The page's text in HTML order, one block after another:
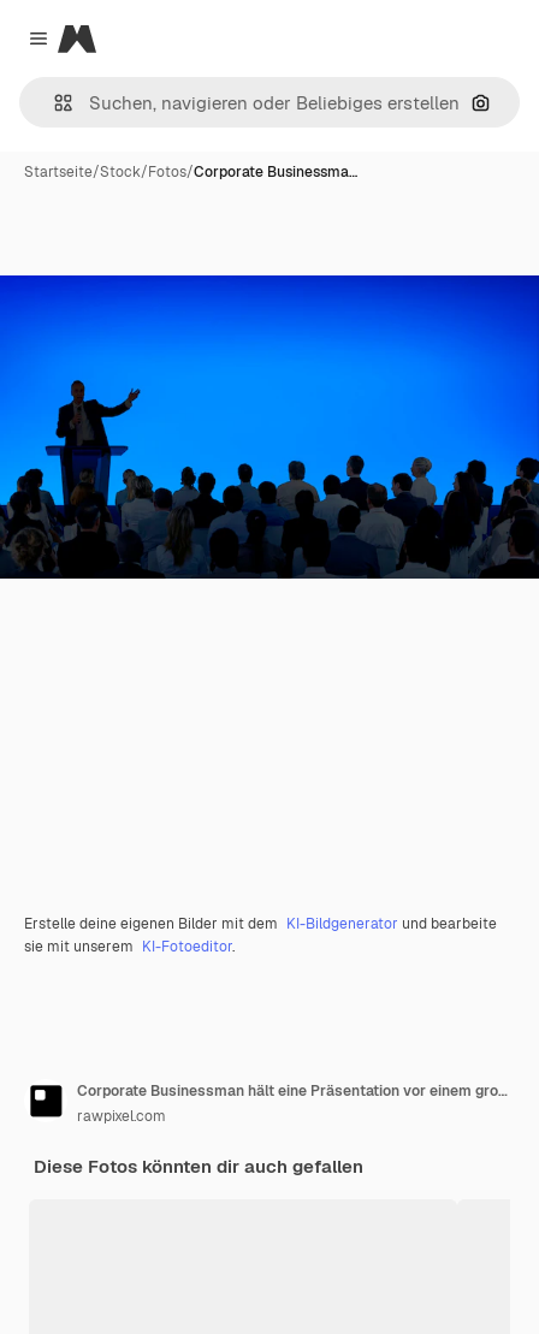
Close menu
Magnific
Nach
Startseite/Stock/Fotos/Corporate Businessma…
Erstelle deine eigenen Bilder mit dem KI-Bildgenerator und bearbeite
sie mit unserem KI-Fotoeditor.
Corporate Businessman hält eine Präsentation vor einem großen Publikum
rawpixel.com
Diese Fotos könnten dir auch gefallen